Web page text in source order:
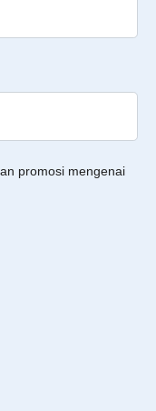
promosi mengenai